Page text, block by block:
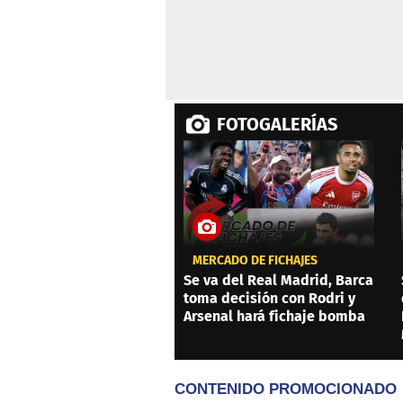
FOTOGALERÍAS
MERCADO DE FICHAJES
Se va del Real Madrid, Barca
toma decisión con Rodri y
Arsenal hará fichaje bomba